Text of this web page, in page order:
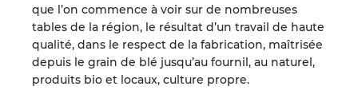
que l’on commence à voir sur de nombreuses
tables de la région, le résultat d’un travail de haute
qualité, dans le respect de la fabrication, maîtrisée
depuis le grain de blé jusqu’au fournil, au naturel,
produits bio et locaux, culture propre.